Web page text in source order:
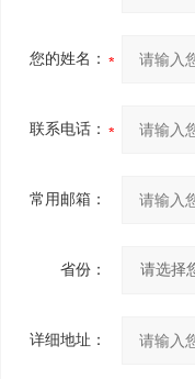
您的姓名：
联系电话：
常用邮箱：
省份：
详细地址：